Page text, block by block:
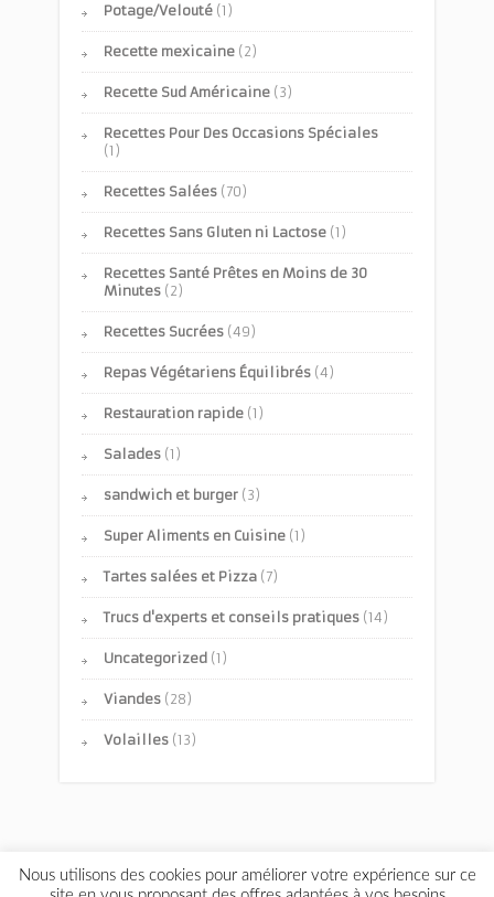
Potage/Velouté (1)
Recette mexicaine (2)
Recette Sud Américaine (3)
Recettes Pour Des Occasions Spéciales
(1)
Recettes Salées (70)
Recettes Sans Gluten ni Lactose (1)
Recettes Santé Prêtes en Moins de 30
Minutes (2)
Recettes Sucrées (49)
Repas Végétariens Équilibrés (4)
Restauration rapide (1)
Salades (1)
sandwich et burger (3)
Super Aliments en Cuisine (1)
Tartes salées et Pizza (7)
Trucs d'experts et conseils pratiques (14)
Uncategorized (1)
Viandes (28)
Volailles (13)
Nous utilisons des cookies pour améliorer votre expérience sur ce